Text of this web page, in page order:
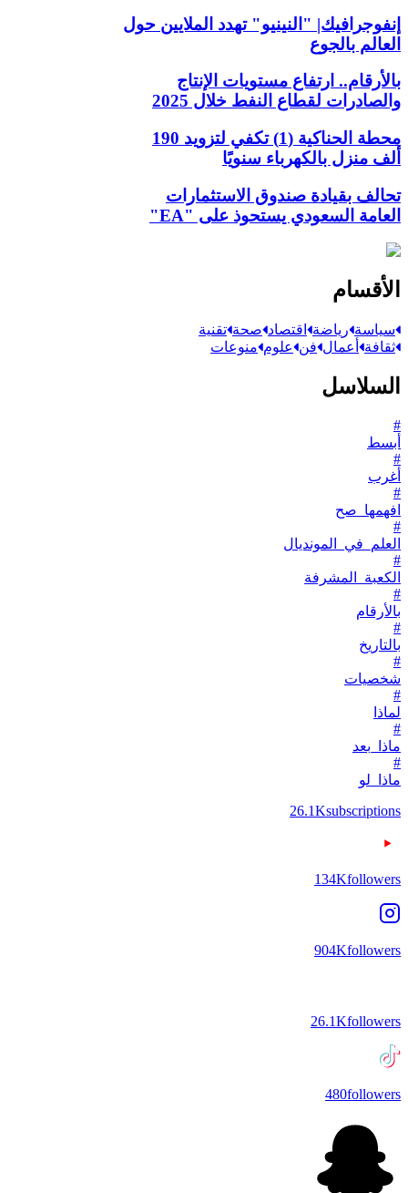
إنفوجرافيك| "النينيو" تهدد الملايين حول
العالم بالجوع
بالأرقام.. ارتفاع مستويات الإنتاج
والصادرات لقطاع النفط خلال 2025
محطة الحناكية (1) تكفي لتزويد 190
ألف منزل بالكهرباء سنويًا
تحالف بقيادة صندوق الاستثمارات
العامة السعودي يستحوذ على "EA"
الأقسام
سياسة رياضة اقتصاد صحة تقنية
ثقافة أعمال فن علوم منوعات
السلاسل
#
أبسط
#
أغرب
#
افهمها_صح
#
العلم_في_المونديال
#
الكعبة_المشرفة
#
بالأرقام
#
بالتاريخ
#
شخصيات
#
لماذا
#
ماذا_بعد
#
ماذا_لو
26.1Ksubscriptions
134Kfollowers
904Kfollowers
26.1Kfollowers
480followers